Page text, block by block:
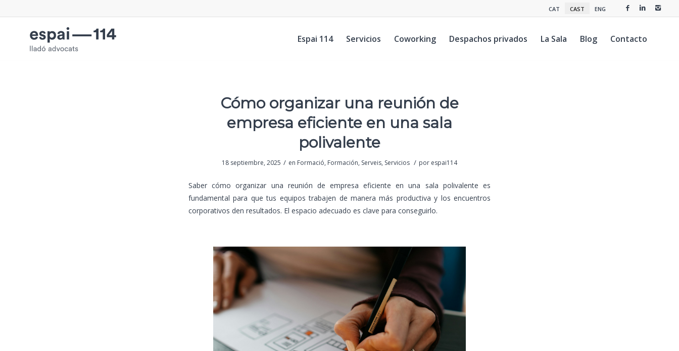
CAT CAST ENG
Espai 114 Servicios Coworking Despachos privados La Sala Blog Contacto
Cómo organizar una reunión de
empresa eficiente en una sala
polivalente
18 septiembre, 2025 / en Formació, Formación, Serveis, Servicios / por espai114
Saber cómo organizar una reunión de empresa eficiente en una sala polivalente es
fundamental para que tus equipos trabajen de manera más productiva y los encuentros
corporativos den resultados. El espacio adecuado es clave para conseguirlo.